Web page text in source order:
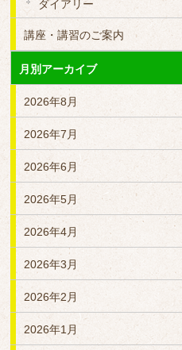
ダイアリー
講座・講習のご案内
月別アーカイブ
2026年8月
2026年7月
2026年6月
2026年5月
2026年4月
2026年3月
2026年2月
2026年1月